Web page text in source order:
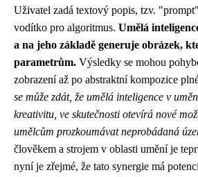
Uživatel zadá textový popis, tzv.
vodítko pro algoritmus. Umělá
a na jeho základě generuje obrázek,
parametrům. Výsledky se mohou
zobrazení až po abstraktní kompozice
se může zdát, že umělá inteligence v
kreativitu, ve skutečnosti otevírá nové
umělcům prozkoumávat neprobádaná
člověkem a strojem v oblasti umění je
nyní je zřejmé, že tato synergie má